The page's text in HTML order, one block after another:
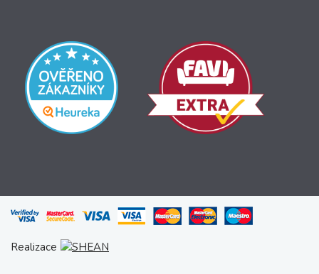
Realizace